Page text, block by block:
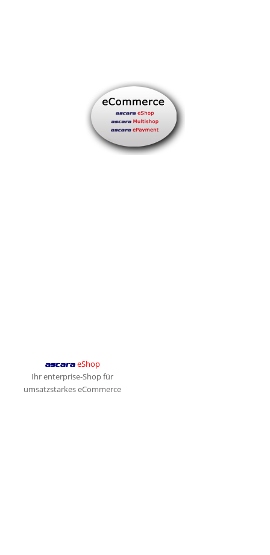
ascara eShop
Ihr enterprise-Shop für
umsatzstarkes eCommerce